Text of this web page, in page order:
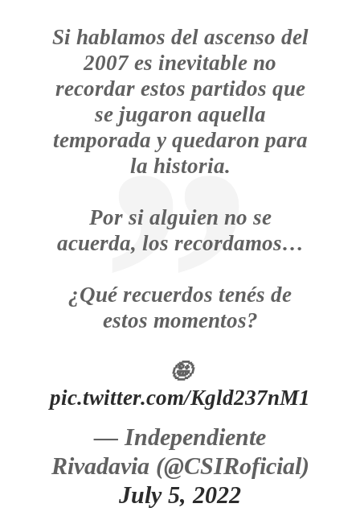
Si hablamos del ascenso del
2007 es inevitable no
recordar estos partidos que
se jugaron aquella
temporada y quedaron para
la historia.
Por si alguien no se
acuerda, los recordamos…
¿Qué recuerdos tenés de
estos momentos?
🤪
pic.twitter.com/Kgld237nM1
— Independiente
Rivadavia (@CSIRoficial)
July 5, 2022